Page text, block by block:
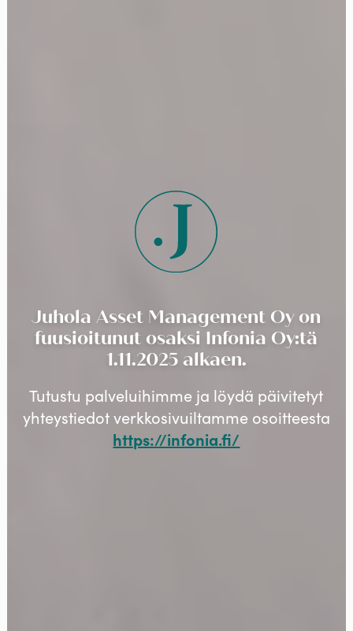
Juhola Asset Management Oy on
fuusioitunut osaksi Infonia Oy:tä
1.11.2025 alkaen.
Tutustu palveluihimme ja löydä päivitetyt
yhteystiedot verkkosivuiltamme osoitteesta
https://infonia.fi/